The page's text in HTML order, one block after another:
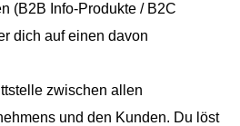
(B2B Info-Produkte / B2C
dich auf einen davon
zwischen allen
und den Kunden. Du löst